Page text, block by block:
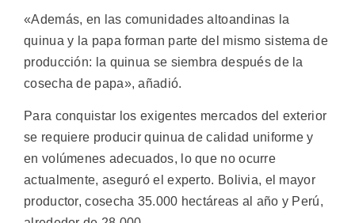
«Además, en las comunidades altoandinas la
quinua y la papa forman parte del mismo sistema de
producción: la quinua se siembra después de la
cosecha de papa», añadió.
Para conquistar los exigentes mercados del exterior
se requiere producir quinua de calidad uniforme y
en volúmenes adecuados, lo que no ocurre
actualmente, aseguró el experto. Bolivia, el mayor
productor, cosecha 35.000 hectáreas al año y Perú,